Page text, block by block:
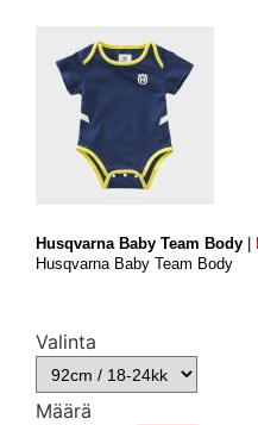
Husqvarna Baby Team Body
Husqvarna Baby Team Body
Valinta
Määrä